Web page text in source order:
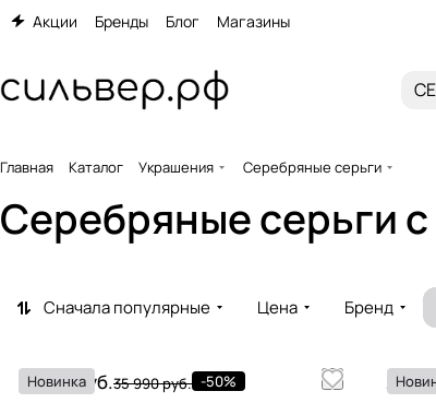
Акции Бренды Блог Магазины
Главная Каталог Украшения Серебряные серьги
Серебряные серьги
Сначала популярные Цена Бренд
Новинка
17 995 руб.35 990 руб. -50% 22